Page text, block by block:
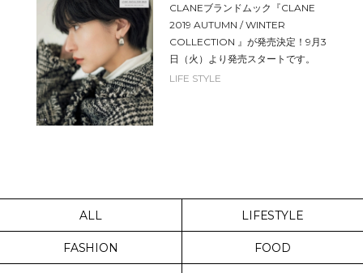
CLANEブランドムック『CLANE
2019 AUTUMN / WINTER
COLLECTION 』が発売決定！9月3
日（火）より発売スタートです。
LIFE STYLE
ALL LIFESTYLE
FASHION FOOD